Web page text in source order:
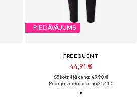
PIEDĀVĀJUMS
FREEQUENT
44,91 €
Sākotnējā cena: 49,90 €
Pēdējā zemākā cena:31,41 €